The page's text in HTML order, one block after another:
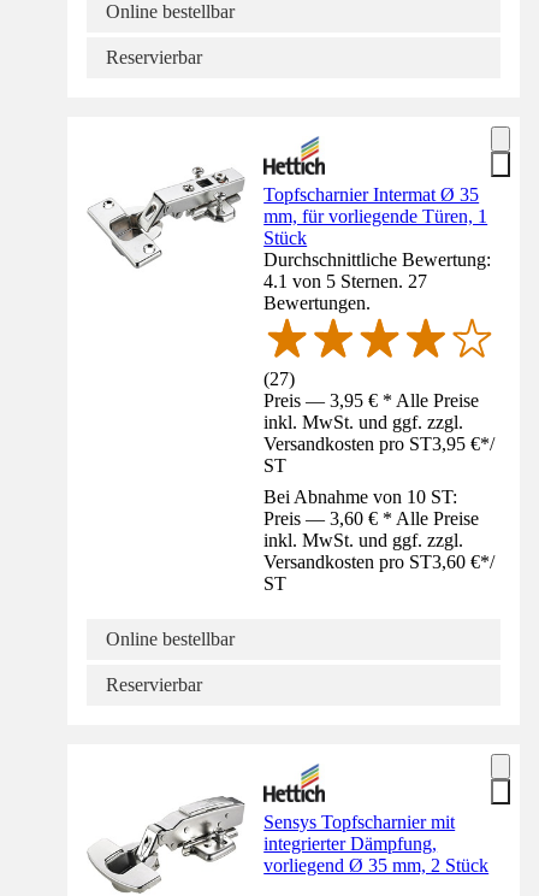
Online bestellbar
Reservierbar
Topfscharnier Intermat Ø 35
mm, für vorliegende Türen, 1
Stück
Durchschnittliche Bewertung:
4.1 von 5 Sternen. 27
Bewertungen.
(27)
Preis — 3,95 € * Alle Preise
inkl. MwSt. und ggf. zzgl.
Versandkosten pro ST3,95 €*/
ST
Bei Abnahme von 10 ST:
Preis — 3,60 € * Alle Preise
inkl. MwSt. und ggf. zzgl.
Versandkosten pro ST3,60 €*/
ST
Online bestellbar
Reservierbar
Sensys Topfscharnier mit
integrierter Dämpfung,
vorliegend Ø 35 mm, 2 Stück